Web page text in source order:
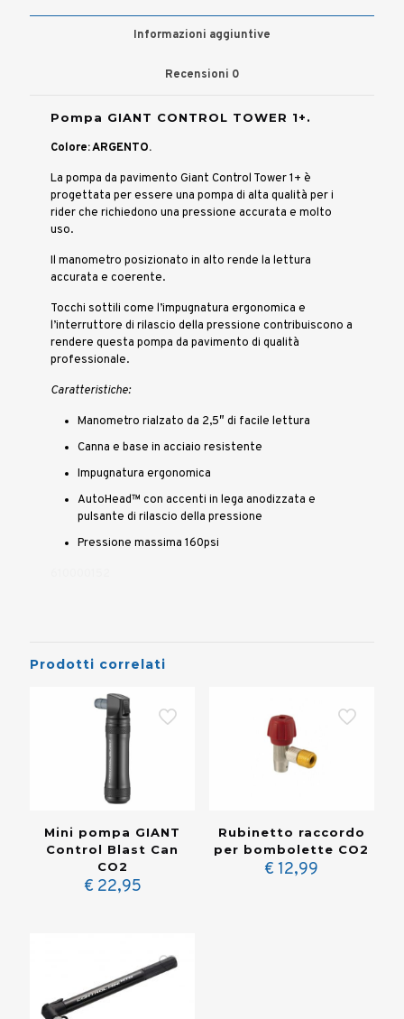
Informazioni aggiuntive
Recensioni 0
Pompa GIANT CONTROL TOWER 1+.
Colore: ARGENTO.
La pompa da pavimento Giant Control Tower 1+ è
progettata per essere una pompa di alta qualità per i
rider che richiedono una pressione accurata e molto
uso.
Il manometro posizionato in alto rende la lettura
accurata e coerente.
Tocchi sottili come l’impugnatura ergonomica e
l’interruttore di rilascio della pressione contribuiscono a
rendere questa pompa da pavimento di qualità
professionale.
Caratteristiche:
Manometro rialzato da 2,5″ di facile lettura
Canna e base in acciaio resistente
Impugnatura ergonomica
AutoHead™ con accenti in lega anodizzata e
pulsante di rilascio della pressione
Pressione massima 160psi
Prodotti correlati
Mini pompa GIANT
Control Blast Can
CO2
€ 22,95
Rubinetto raccordo
per bombolette CO2
€ 12,99